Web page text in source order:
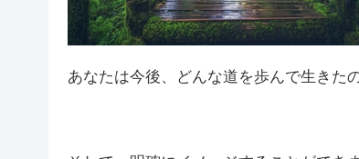
あなたは今後、どんな道を歩んで生きた